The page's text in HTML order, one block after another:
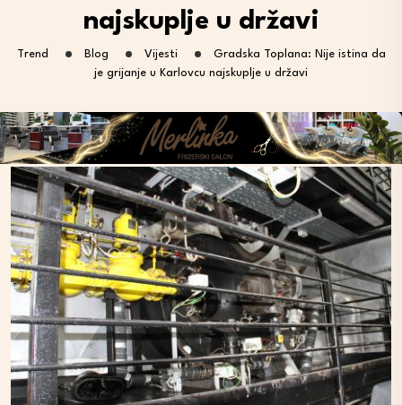
najskuplje u državi
Trend Blog Vijesti
Gradska Toplana: Nije istina da
je grijanje u Karlovcu najskuplje u državi